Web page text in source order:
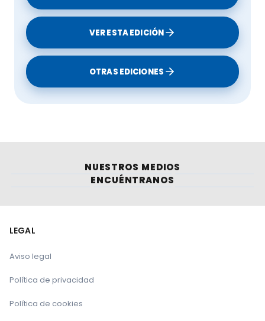
VER ESTA EDICIÓN
OTRAS EDICIONES
NUESTROS MEDIOS
ENCUÉNTRANOS
LEGAL
Aviso legal
Política de privacidad
Política de cookies